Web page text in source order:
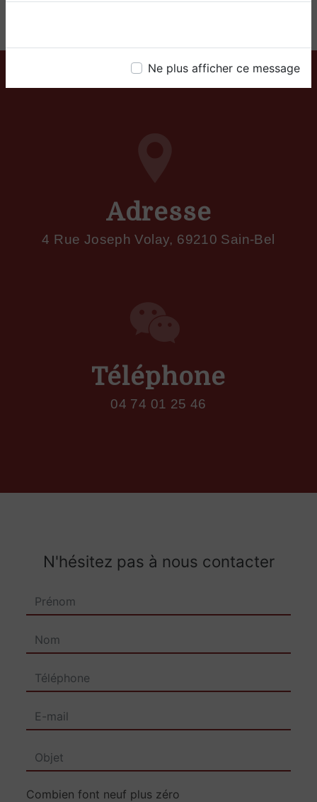
Ne plus afficher ce message
Adresse
4 Rue Joseph Volay, 69210 Sain-Bel
Téléphone
04 74 01 25 46
N'hésitez pas à nous contacter
Combien font neuf plus zéro